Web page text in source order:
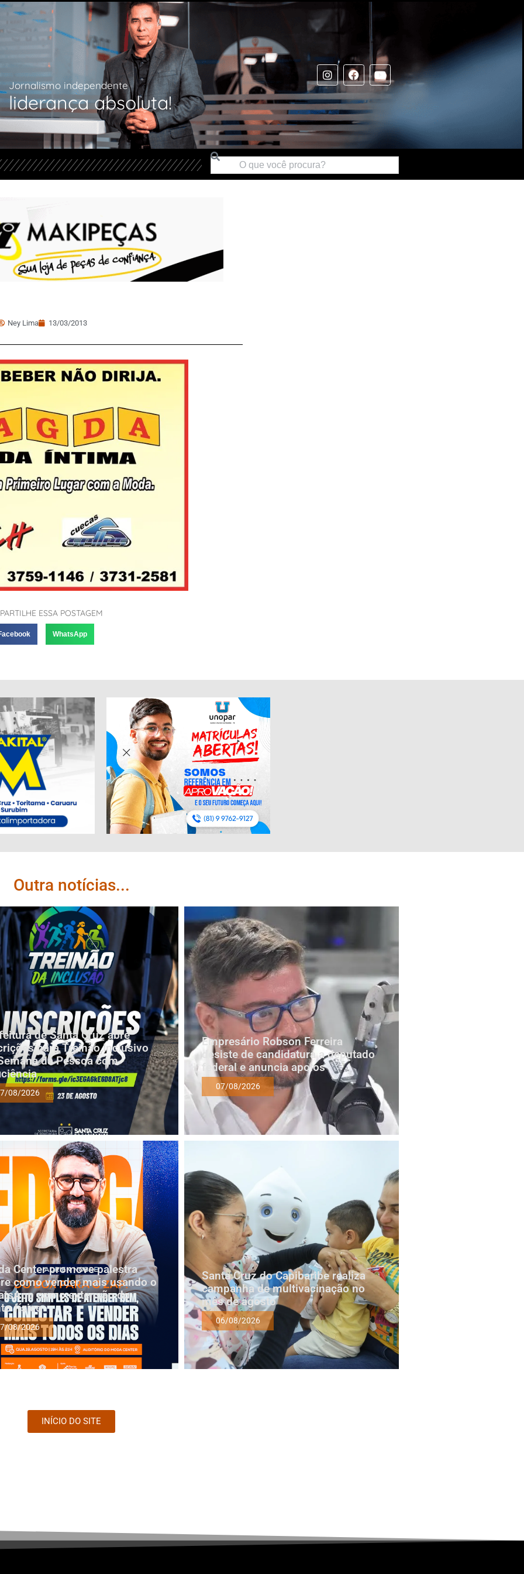
Jornalismo independente
liderança absoluta!
Ney Lima 13/03/2013
ESSA POSTAGEM
WhatsApp
Outra notícias...
de Santa Cruz abre
para Treinão Inclusivo
da Pessoa com
08/2026
Empresário Robson Ferreira
desiste de candidatura a deputado
federal e anuncia apoios
07/08/2026
Center promove palestra
como vender mais usando o
como extensão do
físico
08/2026
Santa Cruz do Capibaribe realiza
campanha de multivacinação no
mês de agosto
06/08/2026
INÍCIO DO SITE